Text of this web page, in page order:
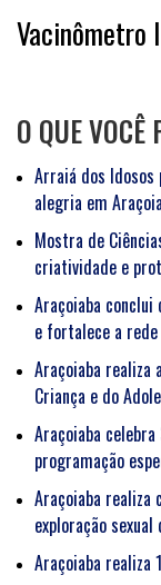
O QUE VOCÊ
Arraiá dos
alegria em
Mostra de
criatividade e
Araçoiaba conclui
e fortalece a
Araçoiaba realiza
Criança e do
Araçoiaba
programação
Araçoiaba realiza
exploração
Araçoiaba realiza